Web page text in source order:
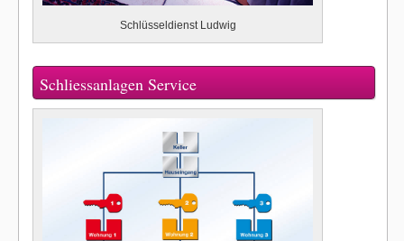
Schlüsseldienst Ludwig
Schliessanlagen Service